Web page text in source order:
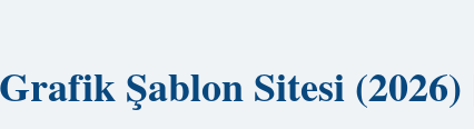
Şablon Sitesi